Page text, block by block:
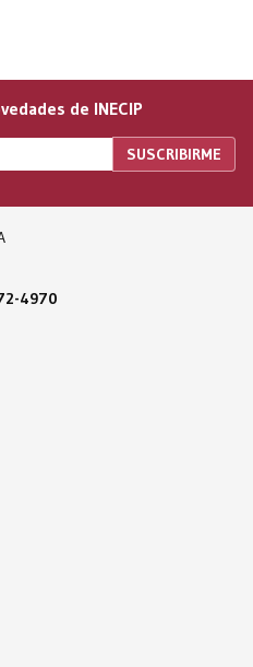
de INECIP
4970